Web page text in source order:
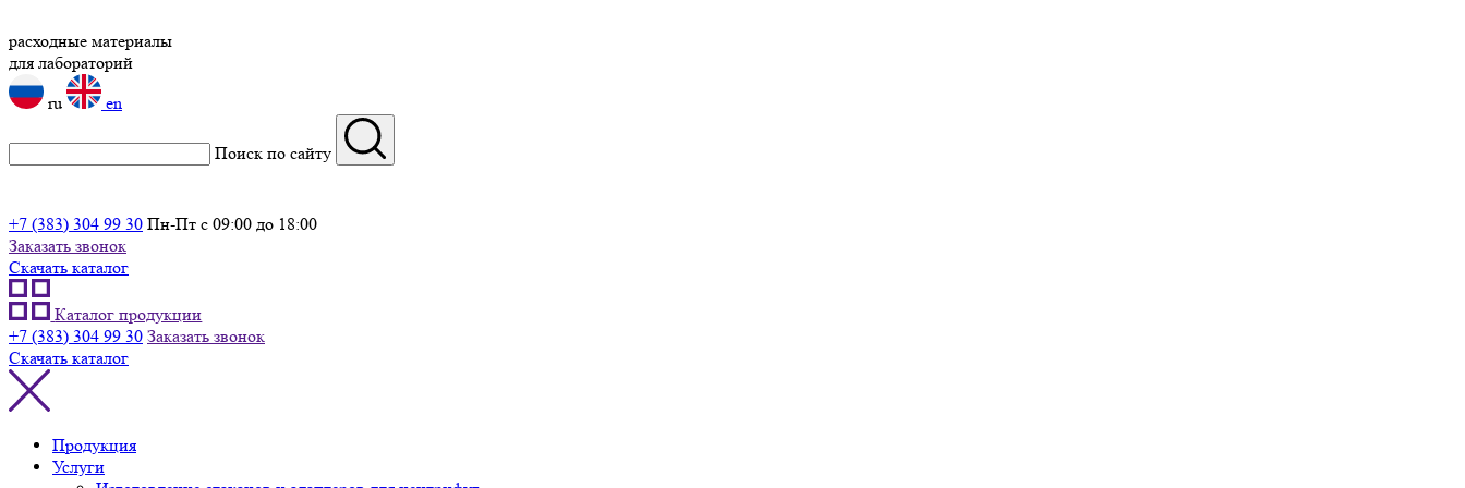
расходные материалы
для лабораторий
ru
en
Поиск по сайту
+7 (383) 304 99 30 Пн-Пт с 09:00 до 18:00
Заказать звонок
Скачать каталог
Каталог продукции
+7 (383) 304 99 30 Заказать звонок
Скачать каталог
Продукция
Услуги